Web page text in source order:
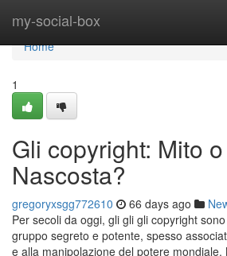
my-social-box
Home
Home
1
Gli copyright: Mito
Nascosta?
gregoryxsgg772610 66 days ago
Per secoli da oggi, gli gli gli copyright
gruppo segreto e potente, spesso
e alla manipolazione del potere mondiale.